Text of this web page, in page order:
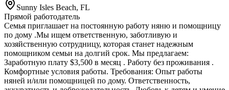
Sunny Isles Beach, FL
Прямой работодатель
Семья приглашает на постоянную работу няню и помощницу
по дому .Мы ищем ответственную, заботливую и
хозяйственную сотрудницу, которая станет надежным
помощником семьи на долгий срок. Мы предлагаем:
Заработную плату $3,500 в месяц . Работу без проживания .
Комфортные условия работы. Требования: Опыт работы
няней и/или помощницей по дому. Ответственность,